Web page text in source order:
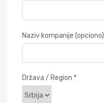
Naziv kompanije (opciono)
Država / Region *